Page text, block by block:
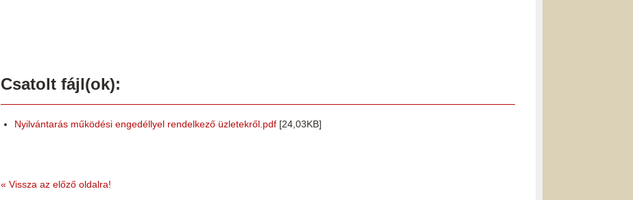
Csatolt fájl(ok):
Nyilvántarás működési engedéllyel rendelkező üzletekről.pdf [24,03KB]
« Vissza az előző oldalra!